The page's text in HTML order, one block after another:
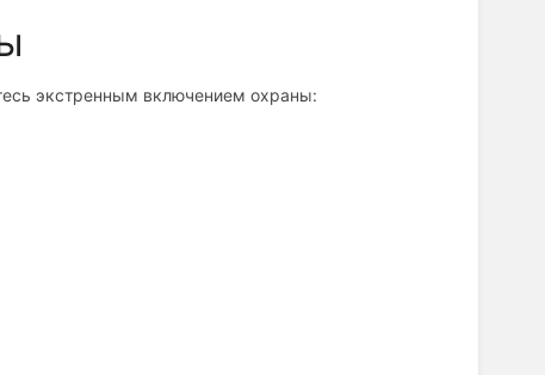
экстренным включением охраны: